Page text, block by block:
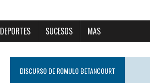
DEPORTES SUCESOS MAS
DISCURSO DE ROMULO BETANCOURT